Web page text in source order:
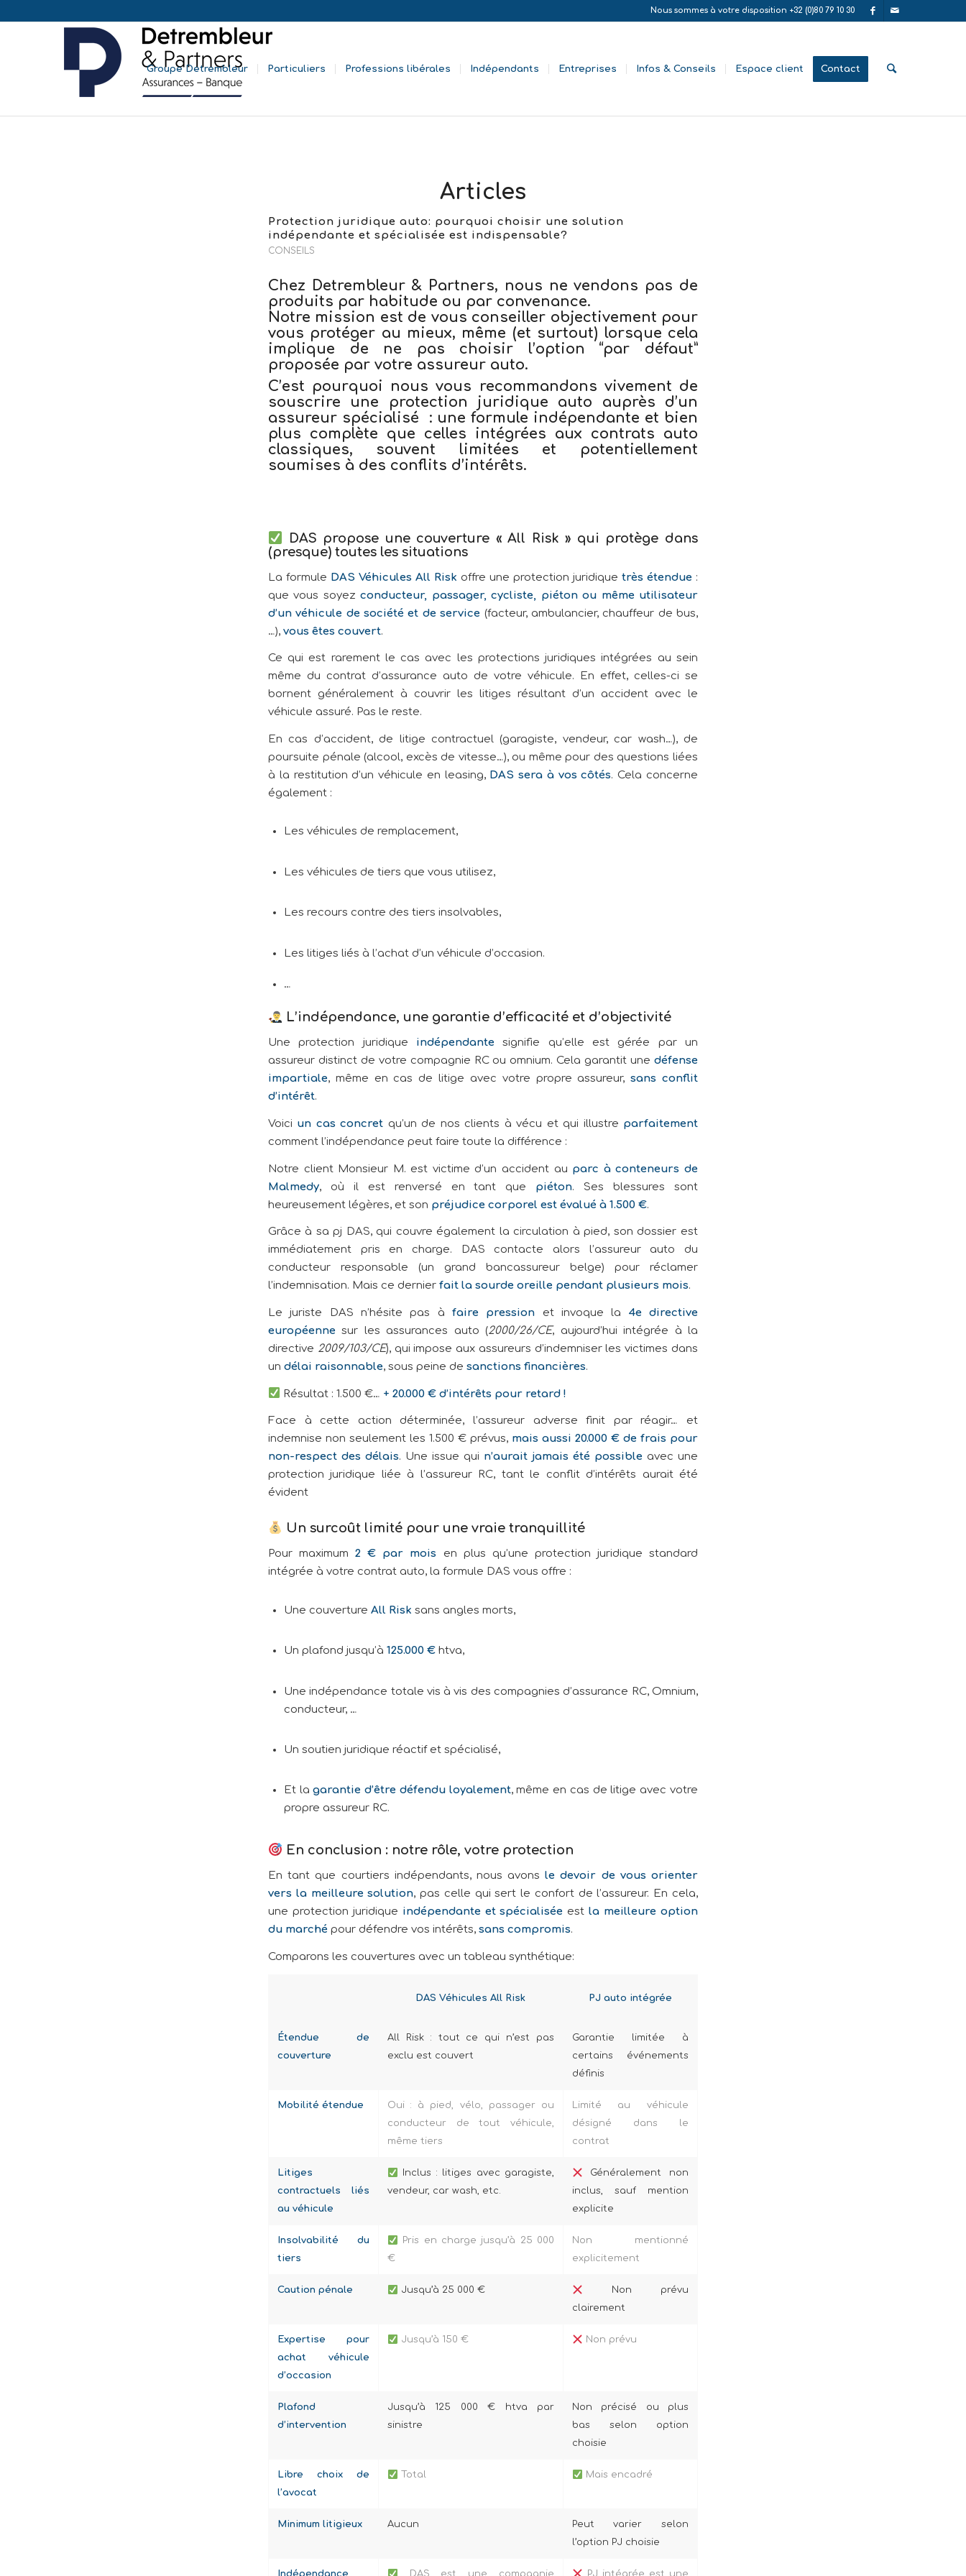
Nous sommes à votre disposition +32 (0)80 79 10 30
Groupe Detrembleur Particuliers Professions libérales Indépendants Entreprises Infos & Conseils Espace client Contact
Articles
Protection juridique auto: pourquoi choisir une solution
indépendante et spécialisée est indispensable?
CONSEILS
Chez Detrembleur & Partners, nous ne vendons pas de
produits par habitude ou par convenance.
Notre mission est de vous conseiller objectivement pour
vous protéger au mieux, même (et surtout) lorsque cela
implique de ne pas choisir l’option “par défaut”
proposée par votre assureur auto.
C’est pourquoi nous vous recommandons vivement de
souscrire une protection juridique auto auprès d’un
assureur spécialisé
: une formule indépendante et bien
plus complète que celles intégrées aux contrats auto
classiques, souvent limitées et potentiellement
soumises à des conflits d’intérêts.
DAS propose une couverture « All Risk » qui protège dans
(presque) toutes les situations
La formule DAS Véhicules All Risk offre une protection juridique très étendue :
que vous soyezconducteur, passager, cycliste, piéton ou même utilisateur
d’un véhicule de société et de service (facteur, ambulancier, chauffeur de bus,
…), vous êtes couvert.
Ce qui est rarement le cas avec les protections juridiques intégrées au sein
même du contrat d’assurance auto de votre véhicule. En effet, celles-ci se
bornent généralement à couvrir les litiges résultant d’un accident avec le
véhicule assuré. Pas le reste.
En cas d’accident, de litige contractuel (garagiste, vendeur, car wash…), de
poursuite pénale (alcool, excès de vitesse…), ou même pour des questions liées
à la restitution d’un véhicule en leasing, DAS sera à vos côtés. Cela concerne
également :
Les véhicules de remplacement,
Les véhicules de tiers que vous utilisez,
Les recours contre des tiers insolvables,
Les litiges liés à l’achat d’un véhicule d’occasion.
…
L’indépendance, une garantie d’efficacité et d’objectivité
Une protection juridique indépendante signifie qu’elle est gérée par un
assureur distinct de votre compagnie RC ou omnium. Cela garantit une défense
impartiale, même en cas de litige avec votre propre assureur,sans conflit
d’intérêt.
Voici un cas concret qu’un de nos clients à vécu et qui illustre parfaitement
comment l’indépendance peut faire toute la différence :
Notre client Monsieur M. est victime d’un accident au parc à conteneurs de
Malmedy, où il est renversé en tant que piéton. Ses blessures sont
heureusement légères, et son préjudice corporel est évalué à 1.500 €.
Grâce à sa pj DAS, qui couvre également la circulation à pied, son dossier est
immédiatement pris en charge. DAS contacte alors l’assureur auto du
conducteur responsable (un grand bancassureur belge) pour réclamer
l’indemnisation. Mais ce dernier fait la sourde oreille pendant plusieurs mois.
Le juriste DAS n’hésite pas à faire pression et invoque la 4e directive
européenne sur les assurances auto (2000/26/CE, aujourd’hui intégrée à la
directive 2009/103/CE), qui impose aux assureurs d’indemniser les victimes dans
un délai raisonnable, sous peine de sanctions financières.
Résultat : 1.500 €… + 20.000 € d’intérêts pour retard !
Face à cette action déterminée, l’assureur adverse finit par réagir… et
indemnise non seulement les 1.500 € prévus, mais aussi 20.000 € de frais pour
non-respect des délais. Une issue qui n’aurait jamais été possible avec une
protection juridique liée à l’assureur RC, tant le conflit d’intérêts aurait été
évident
Un surcoût limité pour une vraie tranquillité
Pour maximum2 € par mois en plus qu’une protection juridique standard
intégrée à votre contrat auto, la formule DAS vous offre :
Une couverture All Risk sans angles morts,
Un plafond jusqu’à 125.000 € htva,
Une indépendance totale vis à vis des compagnies d’assurance RC, Omnium,
conducteur, …
Un soutien juridique réactif et spécialisé,
Et lagarantie d’être défendu loyalement, même en cas de litige avec votre
propre assureur RC.
En conclusion : notre rôle, votre protection
En tant que courtiers indépendants, nous avonsle devoir de vous orienter
vers la meilleure solution, pas celle qui sert le confort de l’assureur. En cela,
une protection juridique indépendante et spécialisée estla meilleure option
du marché pour défendre vos intérêts, sans compromis.
Comparons les couvertures avec un tableau synthétique:
DAS Véhicules All Risk PJ auto intégrée
Étendue de
couverture
All Risk : tout ce qui n’est pas
exclu est couvert
Garantie limitée à
certains événements
définis
Mobilité étendue
Oui : à pied, vélo, passager ou
conducteur de tout véhicule,
même tiers
Limité au véhicule
désigné dans le
contrat
Litiges
contractuels liés
au véhicule
Inclus : litiges avec garagiste,
vendeur, car wash, etc.
Généralement non
inclus, sauf mention
explicite
Insolvabilité du
tiers
Pris en charge jusqu’à 25 000
€
Non mentionné
explicitement
Caution pénale Jusqu’à 25 000 €
Non prévu
clairement
Expertise pour
achat véhicule
d’occasion
Jusqu’à 150 € Non prévu
Plafond
d’intervention
Jusqu’à 125 000 € htva par
sinistre
Non précisé ou plus
bas selon option
choisie
Libre choix de
l’avocat
Total Mais encadré
Minimum litigieux Aucun
Peut varier selon
l’option PJ choisie